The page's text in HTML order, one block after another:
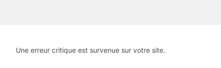
Une erreur critique est survenue sur votre site.